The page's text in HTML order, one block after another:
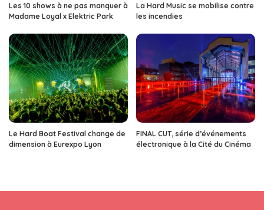
Les 10 shows à ne pas manquer à
Madame Loyal x Elektric Park
La Hard Music se mobilise contre
les incendies
Le Hard Boat Festival change de
dimension à Eurexpo Lyon
FINAL CUT, série d’événements
électronique à la Cité du Cinéma